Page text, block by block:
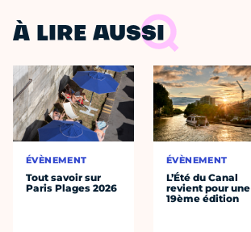
À LIRE AUSSI
ÉVÈNEMENT
Tout savoir sur
Paris Plages 2026
ÉVÈNEMENT
L’Été du Canal
revient pour une
19ème édition